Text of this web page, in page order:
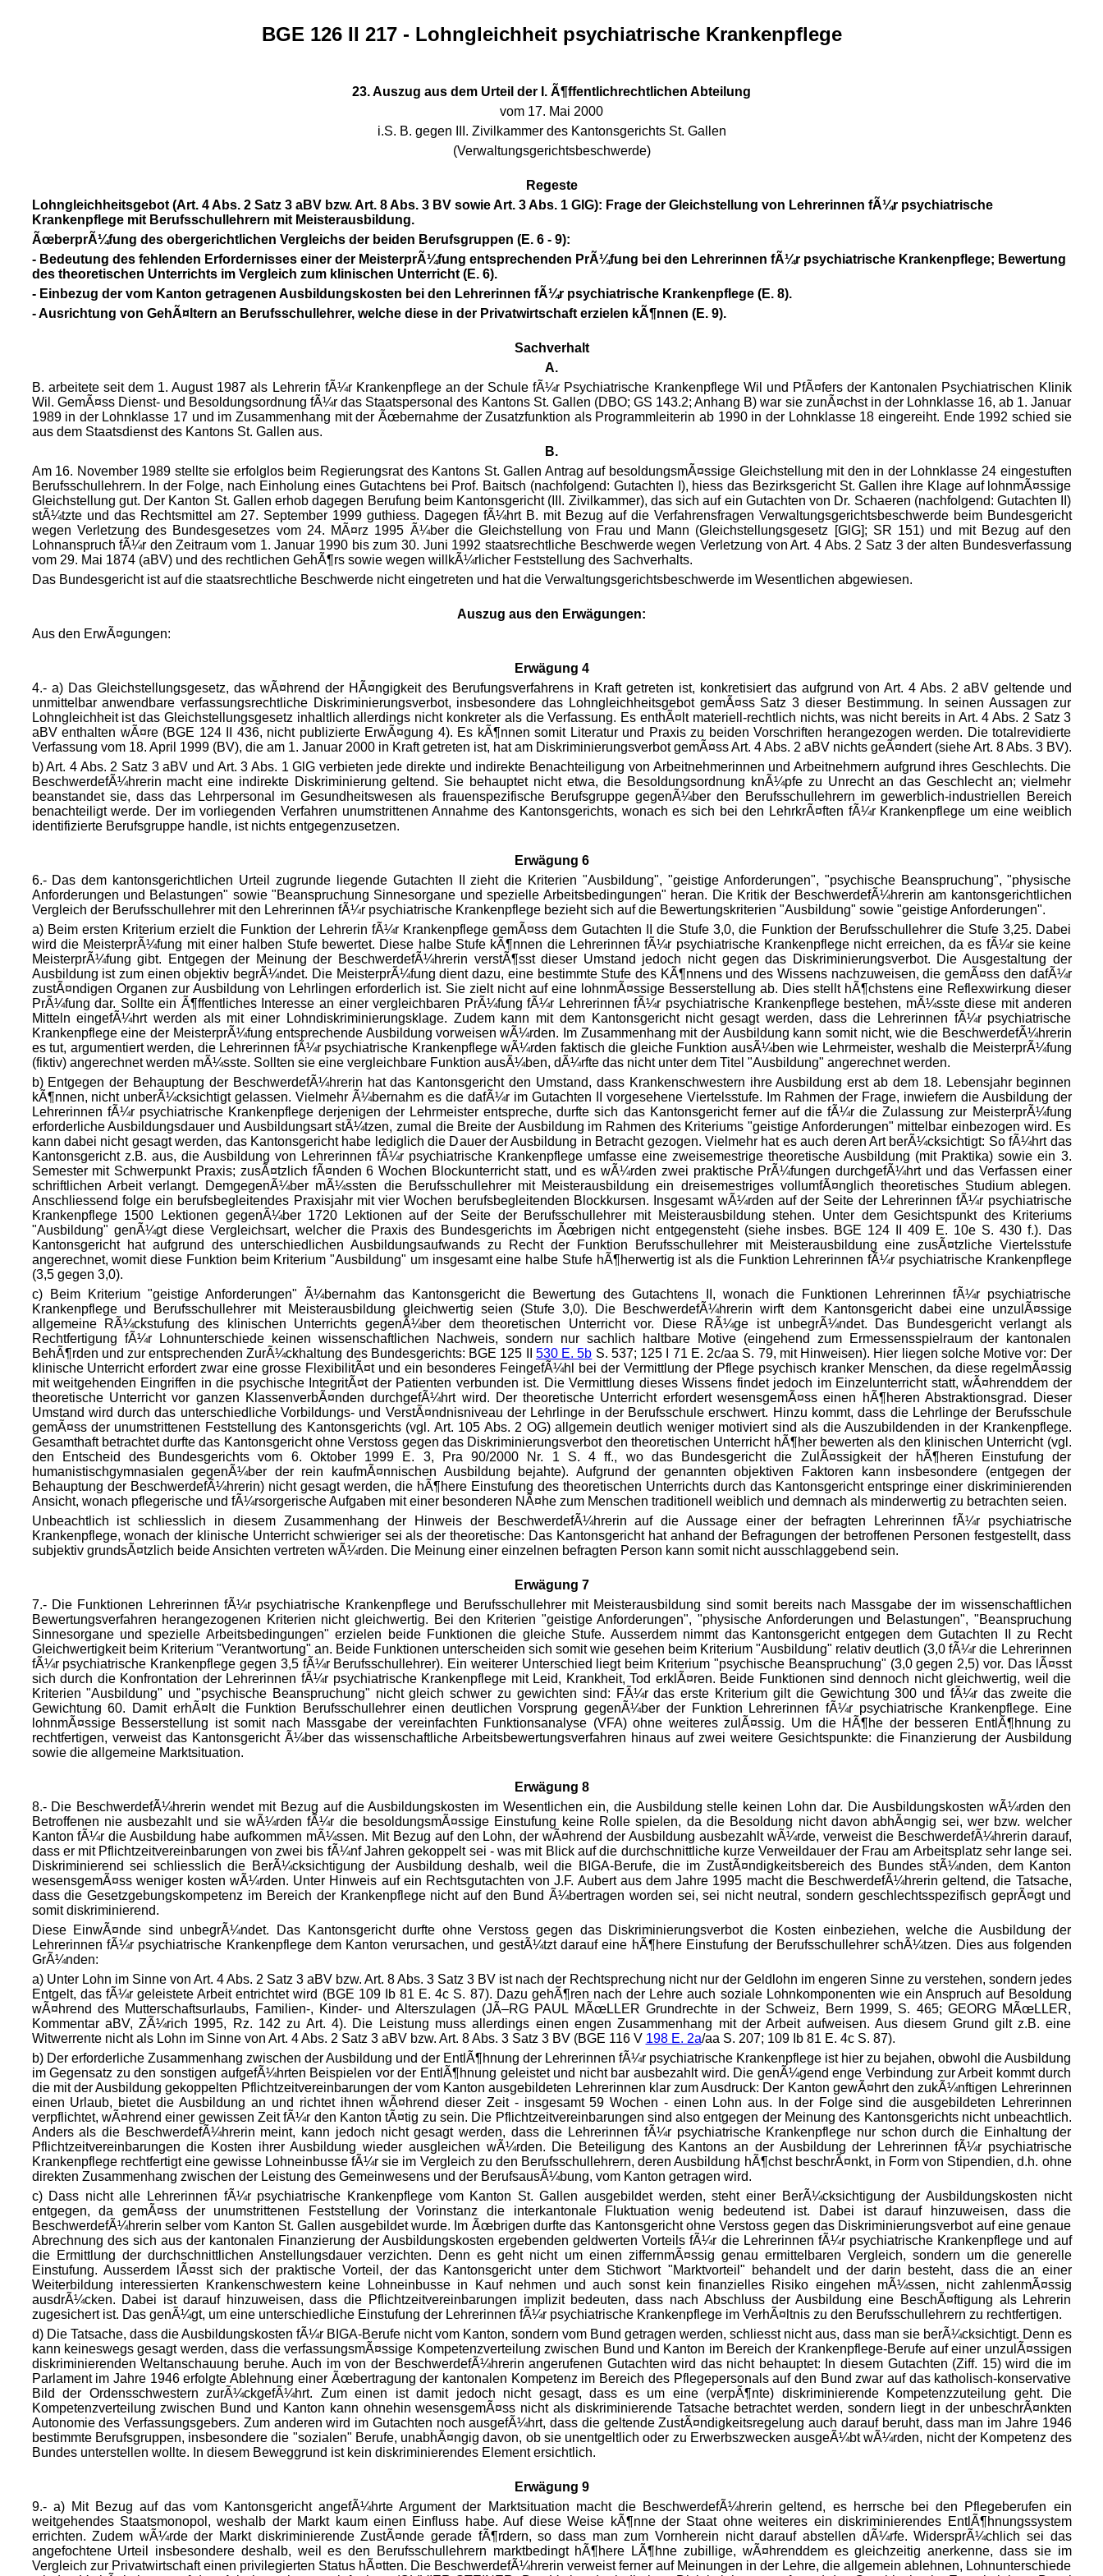
BGE 126 II 217 - Lohngleichheit psychiatrische Krankenpflege
23. Auszug aus dem Urteil der I. Ã¶ffentlichrechtlichen Abteilung
vom 17. Mai 2000
i.S. B. gegen III. Zivilkammer des Kantonsgerichts St. Gallen
(Verwaltungsgerichtsbeschwerde)
Regeste
Lohngleichheitsgebot (Art. 4 Abs. 2 Satz 3 aBV bzw. Art. 8 Abs. 3 BV sowie Art. 3 Abs. 1 GlG): Frage der Gleichstellung von Lehrerinnen fÃ¼r psychiatrische
Krankenpflege mit Berufsschullehrern mit Meisterausbildung.
ÃœberprÃ¼fung des obergerichtlichen Vergleichs der beiden Berufsgruppen (E. 6 - 9):
- Bedeutung des fehlenden Erfordernisses einer der MeisterprÃ¼fung entsprechenden PrÃ¼fung bei den Lehrerinnen fÃ¼r psychiatrische Krankenpflege; Bewertung
des theoretischen Unterrichts im Vergleich zum klinischen Unterricht (E. 6).
- Einbezug der vom Kanton getragenen Ausbildungskosten bei den Lehrerinnen fÃ¼r psychiatrische Krankenpflege (E. 8).
- Ausrichtung von GehÃ¤ltern an Berufsschullehrer, welche diese in der Privatwirtschaft erzielen kÃ¶nnen (E. 9).
Sachverhalt
A.
B. arbeitete seit dem 1. August 1987 als Lehrerin fÃ¼r Krankenpflege an der Schule fÃ¼r Psychiatrische Krankenpflege Wil und PfÃ¤fers der Kantonalen Psychiatrischen Klinik
Wil. GemÃ¤ss Dienst- und Besoldungsordnung fÃ¼r das Staatspersonal des Kantons St. Gallen (DBO; GS 143.2; Anhang B) war sie zunÃ¤chst in der Lohnklasse 16, ab 1. Januar
1989 in der Lohnklasse 17 und im Zusammenhang mit der Ãœbernahme der Zusatzfunktion als Programmleiterin ab 1990 in der Lohnklasse 18 eingereiht. Ende 1992 schied sie
aus dem Staatsdienst des Kantons St. Gallen aus.
B.
Am 16. November 1989 stellte sie erfolglos beim Regierungsrat des Kantons St. Gallen Antrag auf besoldungsmÃ¤ssige Gleichstellung mit den in der Lohnklasse 24 eingestuften
Berufsschullehrern. In der Folge, nach Einholung eines Gutachtens bei Prof. Baitsch (nachfolgend: Gutachten I), hiess das Bezirksgericht St. Gallen ihre Klage auf lohnmÃ¤ssige
Gleichstellung gut. Der Kanton St. Gallen erhob dagegen Berufung beim Kantonsgericht (III. Zivilkammer), das sich auf ein Gutachten von Dr. Schaeren (nachfolgend: Gutachten II)
stÃ¼tzte und das Rechtsmittel am 27. September 1999 guthiess. Dagegen fÃ¼hrt B. mit Bezug auf die Verfahrensfragen Verwaltungsgerichtsbeschwerde beim Bundesgericht
wegen Verletzung des Bundesgesetzes vom 24. MÃ¤rz 1995 Ã¼ber die Gleichstellung von Frau und Mann (Gleichstellungsgesetz [GlG]; SR 151) und mit Bezug auf den
Lohnanspruch fÃ¼r den Zeitraum vom 1. Januar 1990 bis zum 30. Juni 1992 staatsrechtliche Beschwerde wegen Verletzung von Art. 4 Abs. 2 Satz 3 der alten Bundesverfassung
vom 29. Mai 1874 (aBV) und des rechtlichen GehÃ¶rs sowie wegen willkÃ¼rlicher Feststellung des Sachverhalts.
Das Bundesgericht ist auf die staatsrechtliche Beschwerde nicht eingetreten und hat die Verwaltungsgerichtsbeschwerde im Wesentlichen abgewiesen.
Auszug aus den Erwägungen:
Aus den ErwÃ¤gungen:
Erwägung 4
4.- a) Das Gleichstellungsgesetz, das wÃ¤hrend der HÃ¤ngigkeit des Berufungsverfahrens in Kraft getreten ist, konkretisiert das aufgrund von Art. 4 Abs. 2 aBV geltende und
unmittelbar anwendbare verfassungsrechtliche Diskriminierungsverbot, insbesondere das Lohngleichheitsgebot gemÃ¤ss Satz 3 dieser Bestimmung. In seinen Aussagen zur
Lohngleichheit ist das Gleichstellungsgesetz inhaltlich allerdings nicht konkreter als die Verfassung. Es enthÃ¤lt materiell-rechtlich nichts, was nicht bereits in Art. 4 Abs. 2 Satz 3
aBV enthalten wÃ¤re (BGE 124 II 436, nicht publizierte ErwÃ¤gung 4). Es kÃ¶nnen somit Literatur und Praxis zu beiden Vorschriften herangezogen werden. Die totalrevidierte
Verfassung vom 18. April 1999 (BV), die am 1. Januar 2000 in Kraft getreten ist, hat am Diskriminierungsverbot gemÃ¤ss Art. 4 Abs. 2 aBV nichts geÃ¤ndert (siehe Art. 8 Abs. 3 BV).
b) Art. 4 Abs. 2 Satz 3 aBV und Art. 3 Abs. 1 GlG verbieten jede direkte und indirekte Benachteiligung von Arbeitnehmerinnen und Arbeitnehmern aufgrund ihres Geschlechts. Die
BeschwerdefÃ¼hrerin macht eine indirekte Diskriminierung geltend. Sie behauptet nicht etwa, die Besoldungsordnung knÃ¼pfe zu Unrecht an das Geschlecht an; vielmehr
beanstandet sie, dass das Lehrpersonal im Gesundheitswesen als frauenspezifische Berufsgruppe gegenÃ¼ber den Berufsschullehrern im gewerblich-industriellen Bereich
benachteiligt werde. Der im vorliegenden Verfahren unumstrittenen Annahme des Kantonsgerichts, wonach es sich bei den LehrkrÃ¤ften fÃ¼r Krankenpflege um eine weiblich
identifizierte Berufsgruppe handle, ist nichts entgegenzusetzen.
Erwägung 6
6.- Das dem kantonsgerichtlichen Urteil zugrunde liegende Gutachten II zieht die Kriterien "Ausbildung", "geistige Anforderungen", "psychische Beanspruchung", "physische
Anforderungen und Belastungen" sowie "Beanspruchung Sinnesorgane und spezielle Arbeitsbedingungen" heran. Die Kritik der BeschwerdefÃ¼hrerin am kantonsgerichtlichen
Vergleich der Berufsschullehrer mit den Lehrerinnen fÃ¼r psychiatrische Krankenpflege bezieht sich auf die Bewertungskriterien "Ausbildung" sowie "geistige Anforderungen".
a) Beim ersten Kriterium erzielt die Funktion der Lehrerin fÃ¼r Krankenpflege gemÃ¤ss dem Gutachten II die Stufe 3,0, die Funktion der Berufsschullehrer die Stufe 3,25. Dabei
wird die MeisterprÃ¼fung mit einer halben Stufe bewertet. Diese halbe Stufe kÃ¶nnen die Lehrerinnen fÃ¼r psychiatrische Krankenpflege nicht erreichen, da es fÃ¼r sie keine
MeisterprÃ¼fung gibt. Entgegen der Meinung der BeschwerdefÃ¼hrerin verstÃ¶sst dieser Umstand jedoch nicht gegen das Diskriminierungsverbot. Die Ausgestaltung der
Ausbildung ist zum einen objektiv begrÃ¼ndet. Die MeisterprÃ¼fung dient dazu, eine bestimmte Stufe des KÃ¶nnens und des Wissens nachzuweisen, die gemÃ¤ss den dafÃ¼r
zustÃ¤ndigen Organen zur Ausbildung von Lehrlingen erforderlich ist. Sie zielt nicht auf eine lohnmÃ¤ssige Besserstellung ab. Dies stellt hÃ¶chstens eine Reflexwirkung dieser
PrÃ¼fung dar. Sollte ein Ã¶ffentliches Interesse an einer vergleichbaren PrÃ¼fung fÃ¼r Lehrerinnen fÃ¼r psychiatrische Krankenpflege bestehen, mÃ¼sste diese mit anderen
Mitteln eingefÃ¼hrt werden als mit einer Lohndiskriminierungsklage. Zudem kann mit dem Kantonsgericht nicht gesagt werden, dass die Lehrerinnen fÃ¼r psychiatrische
Krankenpflege eine der MeisterprÃ¼fung entsprechende Ausbildung vorweisen wÃ¼rden. Im Zusammenhang mit der Ausbildung kann somit nicht, wie die BeschwerdefÃ¼hrerin
es tut, argumentiert werden, die Lehrerinnen fÃ¼r psychiatrische Krankenpflege wÃ¼rden faktisch die gleiche Funktion ausÃ¼ben wie Lehrmeister, weshalb die MeisterprÃ¼fung
(fiktiv) angerechnet werden mÃ¼sste. Sollten sie eine vergleichbare Funktion ausÃ¼ben, dÃ¼rfte das nicht unter dem Titel "Ausbildung" angerechnet werden.
b) Entgegen der Behauptung der BeschwerdefÃ¼hrerin hat das Kantonsgericht den Umstand, dass Krankenschwestern ihre Ausbildung erst ab dem 18. Lebensjahr beginnen
kÃ¶nnen, nicht unberÃ¼cksichtigt gelassen. Vielmehr Ã¼bernahm es die dafÃ¼r im Gutachten II vorgesehene Viertelsstufe. Im Rahmen der Frage, inwiefern die Ausbildung der
Lehrerinnen fÃ¼r psychiatrische Krankenpflege derjenigen der Lehrmeister entspreche, durfte sich das Kantonsgericht ferner auf die fÃ¼r die Zulassung zur MeisterprÃ¼fung
erforderliche Ausbildungsdauer und Ausbildungsart stÃ¼tzen, zumal die Breite der Ausbildung im Rahmen des Kriteriums "geistige Anforderungen" mittelbar einbezogen wird. Es
kann dabei nicht gesagt werden, das Kantonsgericht habe lediglich die Dauer der Ausbildung in Betracht gezogen. Vielmehr hat es auch deren Art berÃ¼cksichtigt: So fÃ¼hrt das
Kantonsgericht z.B. aus, die Ausbildung von Lehrerinnen fÃ¼r psychiatrische Krankenpflege umfasse eine zweisemestrige theoretische Ausbildung (mit Praktika) sowie ein 3.
Semester mit Schwerpunkt Praxis; zusÃ¤tzlich fÃ¤nden 6 Wochen Blockunterricht statt, und es wÃ¼rden zwei praktische PrÃ¼fungen durchgefÃ¼hrt und das Verfassen einer
schriftlichen Arbeit verlangt. DemgegenÃ¼ber mÃ¼ssten die Berufsschullehrer mit Meisterausbildung ein dreisemestriges vollumfÃ¤nglich theoretisches Studium ablegen.
Anschliessend folge ein berufsbegleitendes Praxisjahr mit vier Wochen berufsbegleitenden Blockkursen. Insgesamt wÃ¼rden auf der Seite der Lehrerinnen fÃ¼r psychiatrische
Krankenpflege 1500 Lektionen gegenÃ¼ber 1720 Lektionen auf der Seite der Berufsschullehrer mit Meisterausbildung stehen. Unter dem Gesichtspunkt des Kriteriums
"Ausbildung" genÃ¼gt diese Vergleichsart, welcher die Praxis des Bundesgerichts im Ãœbrigen nicht entgegensteht (siehe insbes. BGE 124 II 409 E. 10e S. 430 f.). Das
Kantonsgericht hat aufgrund des unterschiedlichen Ausbildungsaufwands zu Recht der Funktion Berufsschullehrer mit Meisterausbildung eine zusÃ¤tzliche Viertelsstufe
angerechnet, womit diese Funktion beim Kriterium "Ausbildung" um insgesamt eine halbe Stufe hÃ¶herwertig ist als die Funktion Lehrerinnen fÃ¼r psychiatrische Krankenpflege
(3,5 gegen 3,0).
c) Beim Kriterium "geistige Anforderungen" Ã¼bernahm das Kantonsgericht die Bewertung des Gutachtens II, wonach die Funktionen Lehrerinnen fÃ¼r psychiatrische
Krankenpflege und Berufsschullehrer mit Meisterausbildung gleichwertig seien (Stufe 3,0). Die BeschwerdefÃ¼hrerin wirft dem Kantonsgericht dabei eine unzulÃ¤ssige
allgemeine RÃ¼ckstufung des klinischen Unterrichts gegenÃ¼ber dem theoretischen Unterricht vor. Diese RÃ¼ge ist unbegrÃ¼ndet. Das Bundesgericht verlangt als
Rechtfertigung fÃ¼r Lohnunterschiede keinen wissenschaftlichen Nachweis, sondern nur sachlich haltbare Motive (eingehend zum Ermessensspielraum der kantonalen
BehÃ¶rden und zur entsprechenden ZurÃ¼ckhaltung des Bundesgerichts: BGE 125 II 530 E. 5b S. 537; 125 I 71 E. 2c/aa S. 79, mit Hinweisen). Hier liegen solche Motive vor: Der
klinische Unterricht erfordert zwar eine grosse FlexibilitÃ¤t und ein besonderes FeingefÃ¼hl bei der Vermittlung der Pflege psychisch kranker Menschen, da diese regelmÃ¤ssig
mit weitgehenden Eingriffen in die psychische IntegritÃ¤t der Patienten verbunden ist. Die Vermittlung dieses Wissens findet jedoch im Einzelunterricht statt, wÃ¤hrenddem der
theoretische Unterricht vor ganzen KlassenverbÃ¤nden durchgefÃ¼hrt wird. Der theoretische Unterricht erfordert wesensgemÃ¤ss einen hÃ¶heren Abstraktionsgrad. Dieser
Umstand wird durch das unterschiedliche Vorbildungs- und VerstÃ¤ndnisniveau der Lehrlinge in der Berufsschule erschwert. Hinzu kommt, dass die Lehrlinge der Berufsschule
gemÃ¤ss der unumstrittenen Feststellung des Kantonsgerichts (vgl. Art. 105 Abs. 2 OG) allgemein deutlich weniger motiviert sind als die Auszubildenden in der Krankenpflege.
Gesamthaft betrachtet durfte das Kantonsgericht ohne Verstoss gegen das Diskriminierungsverbot den theoretischen Unterricht hÃ¶her bewerten als den klinischen Unterricht (vgl.
den Entscheid des Bundesgerichts vom 6. Oktober 1999 E. 3, Pra 90/2000 Nr. 1 S. 4 ff., wo das Bundesgericht die ZulÃ¤ssigkeit der hÃ¶heren Einstufung der
humanistischgymnasialen gegenÃ¼ber der rein kaufmÃ¤nnischen Ausbildung bejahte). Aufgrund der genannten objektiven Faktoren kann insbesondere (entgegen der
Behauptung der BeschwerdefÃ¼hrerin) nicht gesagt werden, die hÃ¶here Einstufung des theoretischen Unterrichts durch das Kantonsgericht entspringe einer diskriminierenden
Ansicht, wonach pflegerische und fÃ¼rsorgerische Aufgaben mit einer besonderen NÃ¤he zum Menschen traditionell weiblich und demnach als minderwertig zu betrachten seien.
Unbeachtlich ist schliesslich in diesem Zusammenhang der Hinweis der BeschwerdefÃ¼hrerin auf die Aussage einer der befragten Lehrerinnen fÃ¼r psychiatrische
Krankenpflege, wonach der klinische Unterricht schwieriger sei als der theoretische: Das Kantonsgericht hat anhand der Befragungen der betroffenen Personen festgestellt, dass
subjektiv grundsÃ¤tzlich beide Ansichten vertreten wÃ¼rden. Die Meinung einer einzelnen befragten Person kann somit nicht ausschlaggebend sein.
Erwägung 7
7.- Die Funktionen Lehrerinnen fÃ¼r psychiatrische Krankenpflege und Berufsschullehrer mit Meisterausbildung sind somit bereits nach Massgabe der im wissenschaftlichen
Bewertungsverfahren herangezogenen Kriterien nicht gleichwertig. Bei den Kriterien "geistige Anforderungen", "physische Anforderungen und Belastungen", "Beanspruchung
Sinnesorgane und spezielle Arbeitsbedingungen" erzielen beide Funktionen die gleiche Stufe. Ausserdem nimmt das Kantonsgericht entgegen dem Gutachten II zu Recht
Gleichwertigkeit beim Kriterium "Verantwortung" an. Beide Funktionen unterscheiden sich somit wie gesehen beim Kriterium "Ausbildung" relativ deutlich (3,0 fÃ¼r die Lehrerinnen
fÃ¼r psychiatrische Krankenpflege gegen 3,5 fÃ¼r Berufsschullehrer). Ein weiterer Unterschied liegt beim Kriterium "psychische Beanspruchung" (3,0 gegen 2,5) vor. Das lÃ¤sst
sich durch die Konfrontation der Lehrerinnen fÃ¼r psychiatrische Krankenpflege mit Leid, Krankheit, Tod erklÃ¤ren. Beide Funktionen sind dennoch nicht gleichwertig, weil die
Kriterien "Ausbildung" und "psychische Beanspruchung" nicht gleich schwer zu gewichten sind: FÃ¼r das erste Kriterium gilt die Gewichtung 300 und fÃ¼r das zweite die
Gewichtung 60. Damit erhÃ¤lt die Funktion Berufsschullehrer einen deutlichen Vorsprung gegenÃ¼ber der Funktion Lehrerinnen fÃ¼r psychiatrische Krankenpflege. Eine
lohnmÃ¤ssige Besserstellung ist somit nach Massgabe der vereinfachten Funktionsanalyse (VFA) ohne weiteres zulÃ¤ssig. Um die HÃ¶he der besseren EntlÃ¶hnung zu
rechtfertigen, verweist das Kantonsgericht Ã¼ber das wissenschaftliche Arbeitsbewertungsverfahren hinaus auf zwei weitere Gesichtspunkte: die Finanzierung der Ausbildung
sowie die allgemeine Marktsituation.
Erwägung 8
8.- Die BeschwerdefÃ¼hrerin wendet mit Bezug auf die Ausbildungskosten im Wesentlichen ein, die Ausbildung stelle keinen Lohn dar. Die Ausbildungskosten wÃ¼rden den
Betroffenen nie ausbezahlt und sie wÃ¼rden fÃ¼r die besoldungsmÃ¤ssige Einstufung keine Rolle spielen, da die Besoldung nicht davon abhÃ¤ngig sei, wer bzw. welcher
Kanton fÃ¼r die Ausbildung habe aufkommen mÃ¼ssen. Mit Bezug auf den Lohn, der wÃ¤hrend der Ausbildung ausbezahlt wÃ¼rde, verweist die BeschwerdefÃ¼hrerin darauf,
dass er mit Pflichtzeitvereinbarungen von zwei bis fÃ¼nf Jahren gekoppelt sei - was mit Blick auf die durchschnittliche kurze Verweildauer der Frau am Arbeitsplatz sehr lange sei.
Diskriminierend sei schliesslich die BerÃ¼cksichtigung der Ausbildung deshalb, weil die BIGA-Berufe, die im ZustÃ¤ndigkeitsbereich des Bundes stÃ¼nden, dem Kanton
wesensgemÃ¤ss weniger kosten wÃ¼rden. Unter Hinweis auf ein Rechtsgutachten von J.F. Aubert aus dem Jahre 1995 macht die BeschwerdefÃ¼hrerin geltend, die Tatsache,
dass die Gesetzgebungskompetenz im Bereich der Krankenpflege nicht auf den Bund Ã¼bertragen worden sei, sei nicht neutral, sondern geschlechtsspezifisch geprÃ¤gt und
somit diskriminierend.
Diese EinwÃ¤nde sind unbegrÃ¼ndet. Das Kantonsgericht durfte ohne Verstoss gegen das Diskriminierungsverbot die Kosten einbeziehen, welche die Ausbildung der
Lehrerinnen fÃ¼r psychiatrische Krankenpflege dem Kanton verursachen, und gestÃ¼tzt darauf eine hÃ¶here Einstufung der Berufsschullehrer schÃ¼tzen. Dies aus folgenden
GrÃ¼nden:
a) Unter Lohn im Sinne von Art. 4 Abs. 2 Satz 3 aBV bzw. Art. 8 Abs. 3 Satz 3 BV ist nach der Rechtsprechung nicht nur der Geldlohn im engeren Sinne zu verstehen, sondern jedes
Entgelt, das fÃ¼r geleistete Arbeit entrichtet wird (BGE 109 Ib 81 E. 4c S. 87). Dazu gehÃ¶ren nach der Lehre auch soziale Lohnkomponenten wie ein Anspruch auf Besoldung
wÃ¤hrend des Mutterschaftsurlaubs, Familien-, Kinder- und Alterszulagen (JÃ–RG PAUL MÃœLLER Grundrechte in der Schweiz, Bern 1999, S. 465; GEORG MÃœLLER,
Kommentar aBV, ZÃ¼rich 1995, Rz. 142 zu Art. 4). Die Leistung muss allerdings einen engen Zusammenhang mit der Arbeit aufweisen. Aus diesem Grund gilt z.B. eine
Witwerrente nicht als Lohn im Sinne von Art. 4 Abs. 2 Satz 3 aBV bzw. Art. 8 Abs. 3 Satz 3 BV (BGE 116 V 198 E. 2a/aa S. 207; 109 Ib 81 E. 4c S. 87).
b) Der erforderliche Zusammenhang zwischen der Ausbildung und der EntlÃ¶hnung der Lehrerinnen fÃ¼r psychiatrische Krankenpflege ist hier zu bejahen, obwohl die Ausbildung
im Gegensatz zu den sonstigen aufgefÃ¼hrten Beispielen vor der EntlÃ¶hnung geleistet und nicht bar ausbezahlt wird. Die genÃ¼gend enge Verbindung zur Arbeit kommt durch
die mit der Ausbildung gekoppelten Pflichtzeitvereinbarungen der vom Kanton ausgebildeten Lehrerinnen klar zum Ausdruck: Der Kanton gewÃ¤hrt den zukÃ¼nftigen Lehrerinnen
einen Urlaub, bietet die Ausbildung an und richtet ihnen wÃ¤hrend dieser Zeit - insgesamt 59 Wochen - einen Lohn aus. In der Folge sind die ausgebildeten Lehrerinnen
verpflichtet, wÃ¤hrend einer gewissen Zeit fÃ¼r den Kanton tÃ¤tig zu sein. Die Pflichtzeitvereinbarungen sind also entgegen der Meinung des Kantonsgerichts nicht unbeachtlich.
Anders als die BeschwerdefÃ¼hrerin meint, kann jedoch nicht gesagt werden, dass die Lehrerinnen fÃ¼r psychiatrische Krankenpflege nur schon durch die Einhaltung der
Pflichtzeitvereinbarungen die Kosten ihrer Ausbildung wieder ausgleichen wÃ¼rden. Die Beteiligung des Kantons an der Ausbildung der Lehrerinnen fÃ¼r psychiatrische
Krankenpflege rechtfertigt eine gewisse Lohneinbusse fÃ¼r sie im Vergleich zu den Berufsschullehrern, deren Ausbildung hÃ¶chst beschrÃ¤nkt, in Form von Stipendien, d.h. ohne
direkten Zusammenhang zwischen der Leistung des Gemeinwesens und der BerufsausÃ¼bung, vom Kanton getragen wird.
c) Dass nicht alle Lehrerinnen fÃ¼r psychiatrische Krankenpflege vom Kanton St. Gallen ausgebildet werden, steht einer BerÃ¼cksichtigung der Ausbildungskosten nicht
entgegen, da gemÃ¤ss der unumstrittenen Feststellung der Vorinstanz die interkantonale Fluktuation wenig bedeutend ist. Dabei ist darauf hinzuweisen, dass die
BeschwerdefÃ¼hrerin selber vom Kanton St. Gallen ausgebildet wurde. Im Ãœbrigen durfte das Kantonsgericht ohne Verstoss gegen das Diskriminierungsverbot auf eine genaue
Abrechnung des sich aus der kantonalen Finanzierung der Ausbildungskosten ergebenden geldwerten Vorteils fÃ¼r die Lehrerinnen fÃ¼r psychiatrische Krankenpflege und auf
die Ermittlung der durchschnittlichen Anstellungsdauer verzichten. Denn es geht nicht um einen ziffernmÃ¤ssig genau ermittelbaren Vergleich, sondern um die generelle
Einstufung. Ausserdem lÃ¤sst sich der praktische Vorteil, der das Kantonsgericht unter dem Stichwort "Marktvorteil" behandelt und der darin besteht, dass die an einer
Weiterbildung interessierten Krankenschwestern keine Lohneinbusse in Kauf nehmen und auch sonst kein finanzielles Risiko eingehen mÃ¼ssen, nicht zahlenmÃ¤ssig
ausdrÃ¼cken. Dabei ist darauf hinzuweisen, dass die Pflichtzeitvereinbarungen implizit bedeuten, dass nach Abschluss der Ausbildung eine BeschÃ¤ftigung als Lehrerin
zugesichert ist. Das genÃ¼gt, um eine unterschiedliche Einstufung der Lehrerinnen fÃ¼r psychiatrische Krankenpflege im VerhÃ¤ltnis zu den Berufsschullehrern zu rechtfertigen.
d) Die Tatsache, dass die Ausbildungskosten fÃ¼r BIGA-Berufe nicht vom Kanton, sondern vom Bund getragen werden, schliesst nicht aus, dass man sie berÃ¼cksichtigt. Denn es
kann keineswegs gesagt werden, dass die verfassungsmÃ¤ssige Kompetenzverteilung zwischen Bund und Kanton im Bereich der Krankenpflege-Berufe auf einer unzulÃ¤ssigen
diskriminierenden Weltanschauung beruhe. Auch im von der BeschwerdefÃ¼hrerin angerufenen Gutachten wird das nicht behauptet: In diesem Gutachten (Ziff. 15) wird die im
Parlament im Jahre 1946 erfolgte Ablehnung einer Ãœbertragung der kantonalen Kompetenz im Bereich des Pflegepersonals auf den Bund zwar auf das katholisch-konservative
Bild der Ordensschwestern zurÃ¼ckgefÃ¼hrt. Zum einen ist damit jedoch nicht gesagt, dass es um eine (verpÃ¶nte) diskriminierende Kompetenzzuteilung geht. Die
Kompetenzverteilung zwischen Bund und Kanton kann ohnehin wesensgemÃ¤ss nicht als diskriminierende Tatsache betrachtet werden, sondern liegt in der unbeschrÃ¤nkten
Autonomie des Verfassungsgebers. Zum anderen wird im Gutachten noch ausgefÃ¼hrt, dass die geltende ZustÃ¤ndigkeitsregelung auch darauf beruht, dass man im Jahre 1946
bestimmte Berufsgruppen, insbesondere die "sozialen" Berufe, unabhÃ¤ngig davon, ob sie unentgeltlich oder zu Erwerbszwecken ausgeÃ¼bt wÃ¼rden, nicht der Kompetenz des
Bundes unterstellen wollte. In diesem Beweggrund ist kein diskriminierendes Element ersichtlich.
Erwägung 9
9.- a) Mit Bezug auf das vom Kantonsgericht angefÃ¼hrte Argument der Marktsituation macht die BeschwerdefÃ¼hrerin geltend, es herrsche bei den Pflegeberufen ein
weitgehendes Staatsmonopol, weshalb der Markt kaum einen Einfluss habe. Auf diese Weise kÃ¶nne der Staat ohne weiteres ein diskriminierendes EntlÃ¶hnungssystem
errichten. Zudem wÃ¼rde der Markt diskriminierende ZustÃ¤nde gerade fÃ¶rdern, so dass man zum Vornherein nicht darauf abstellen dÃ¼rfe. WidersprÃ¼chlich sei das
angefochtene Urteil insbesondere deshalb, weil es den Berufsschullehrern marktbedingt hÃ¶here LÃ¶hne zubillige, wÃ¤hrenddem es gleichzeitig anerkenne, dass sie im
Vergleich zur Privatwirtschaft einen privilegierten Status hÃ¤tten. Die BeschwerdefÃ¼hrerin verweist ferner auf Meinungen in der Lehre, die allgemein ablehnen, Lohnunterschiede